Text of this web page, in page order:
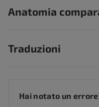
Anatomia
Traduzioni
Hai notato un